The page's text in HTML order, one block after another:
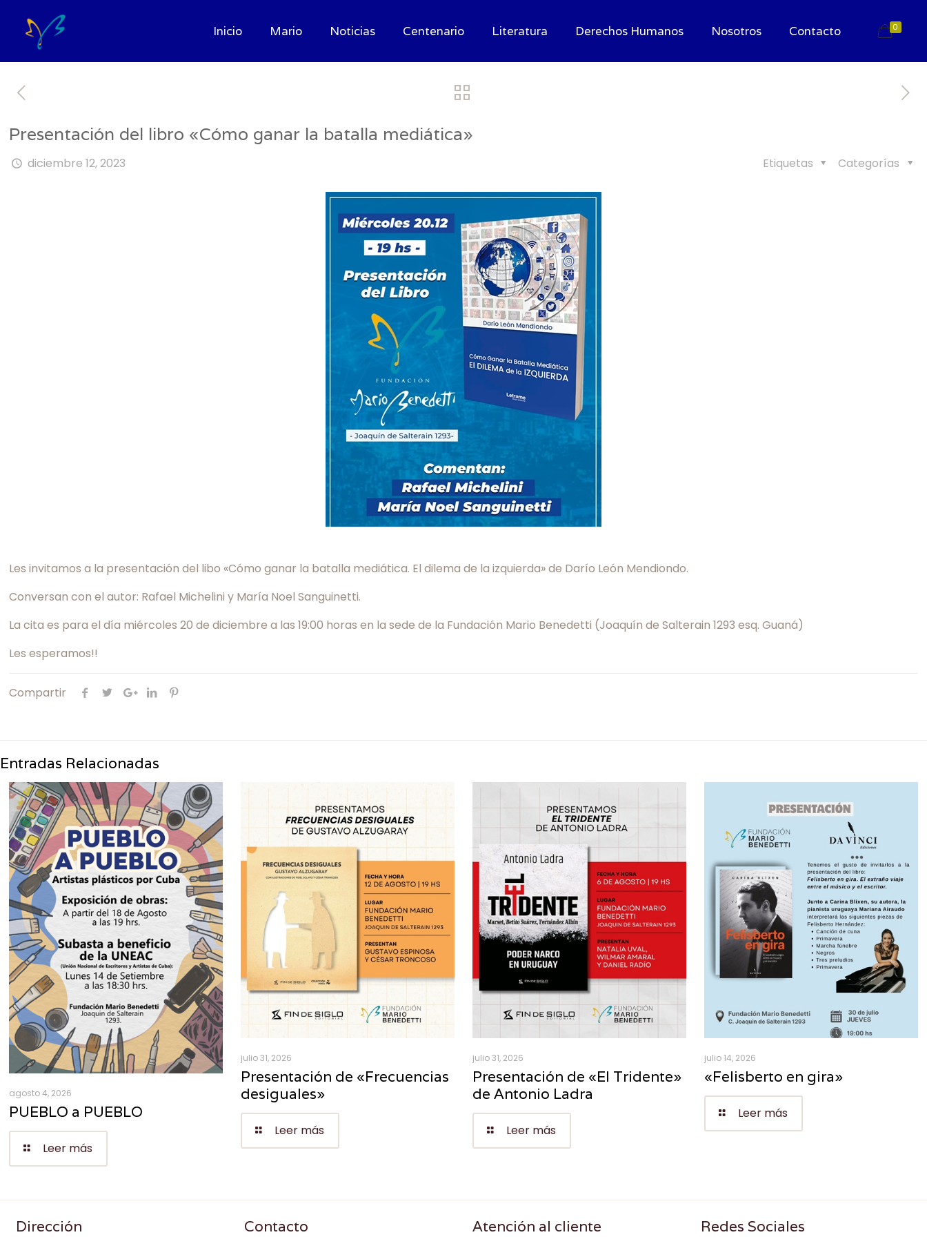
Inicio Mario Noticias Centenario Literatura Derechos Humanos Nosotros Contacto 0
Presentación del libro «Cómo ganar la batalla mediática»
diciembre 12, 2023 Categorías
Etiquetas
Les invitamos a la presentación del libo «Cómo ganar la batalla mediática. El dilema de la izquierda» de Darío León Mendiondo.
Conversan con el autor: Rafael Michelini y María Noel Sanguinetti.
La cita es para el día miércoles 20 de diciembre a las 19:00 horas en la sede de la Fundación Mario Benedetti (Joaquín de Salterain 1293 esq. Guaná)
Les esperamos!!
Compartir
Entradas Relacionadas
agosto 4, 2026
PUEBLO a PUEBLO
Leer más
julio 31, 2026
Presentación de «Frecuencias
desiguales»
Leer más
julio 31, 2026
Presentación de «El Tridente»
de Antonio Ladra
Leer más
julio 14, 2026
«Felisberto en gira»
Leer más
Dirección Contacto Atención al cliente Redes Sociales